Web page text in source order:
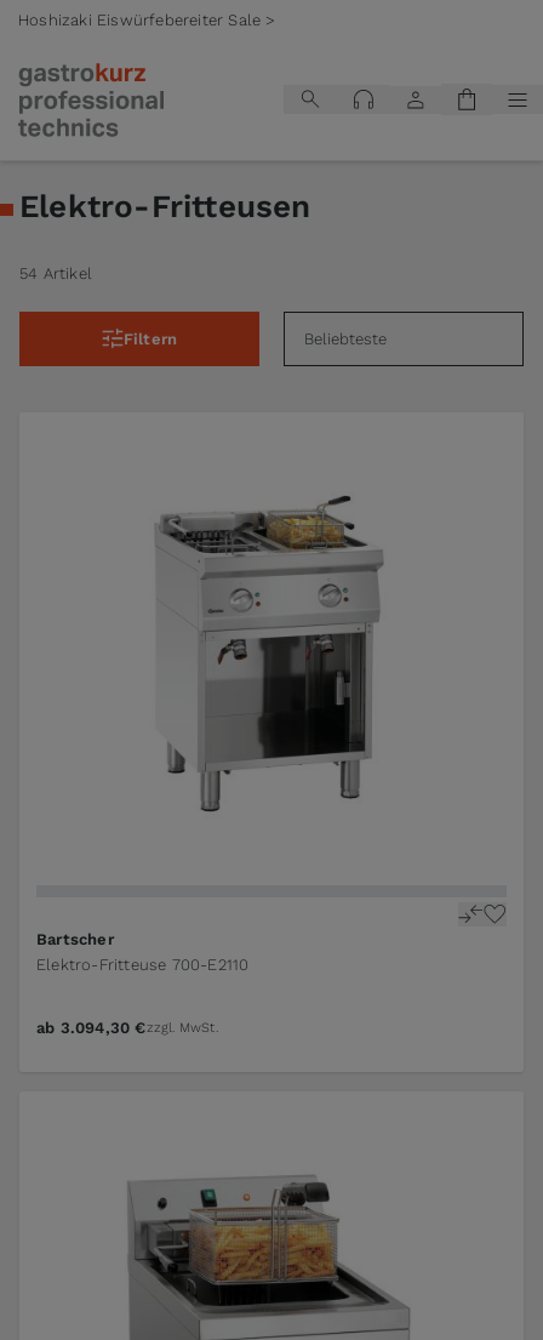
Hoshizaki Eiswürfebereiter Sale >
Elektro-Fritteusen
54 Artikel
Filtern
Bartscher
Elektro-Fritteuse 700-E2110
ab 3.094,30 €zzgl. MwSt.